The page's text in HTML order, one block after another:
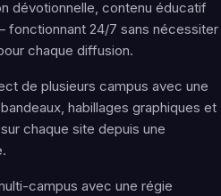
dévotionnelle, contenu éducatif
24/7 sans nécessiter
chaque diffusion.
de plusieurs campus avec une
habillages graphiques et
chaque site depuis une
campus avec une régie